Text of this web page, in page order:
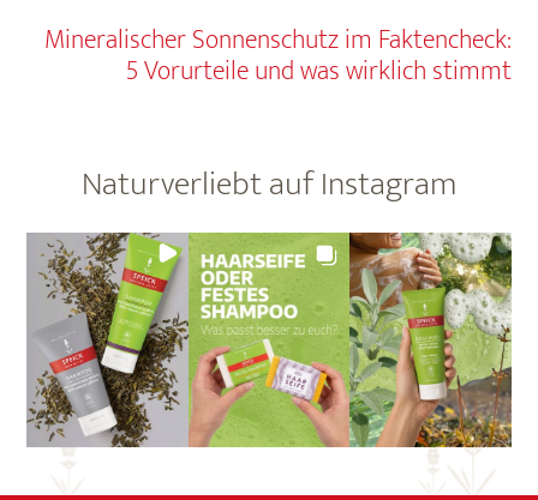
Mineralischer Sonnenschutz im Faktencheck:
5 Vorurteile und was wirklich stimmt
Naturverliebt auf Instagram